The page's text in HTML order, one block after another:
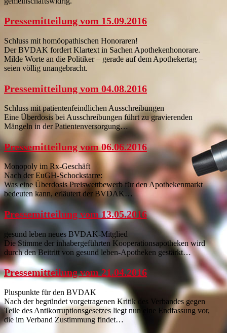
Pressemitteilung vom 15.09.2016
Schluss mit homöopathischen Honoraren!
Der BVDAK fordert Klartext in Sachen Apothekenhonorare.
Milde Worte an die Politiker – gerade auf dem Apothekertag –
seien völlig unangebracht.
Pressemitteilung vom 04.08.2016
Schluss mit patientenfeindlichen Ausschreibungen
Eine Überdosis bei Ausschreibungen führt zu gravierenden
Mängeln in der Patientenversorgung…
Pressemitteilung vom 06.06.2016
Monopoly im Rx-Geschäft
Nach der EuGH-Schockstarre:
Was eine Überdosis Preiswettbewerb für den Apothekenmarkt
bedeuten kann, erläutert der BVDAK…
Pressemitteilung vom 13.05.2016
gesund leben neues BVDAK-Mitglied
Die Stimme der inhabergeführten Kooperationsapotheken wird
durch den Beitritt von gesund leben-Apotheken gestärkt…
Pressemitteilung vom 21.04.2016
Pluspunkte für den BVDAK
Nach der begründet vorgetragenen Kritik des Verbandes gegen
Teile des Antikorruptionsgesetzes liegt nun eine Endfassung vor,
die im Verband Zustimmung findet…